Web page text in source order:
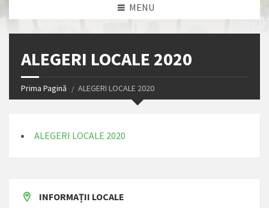
MENU
ALEGERI LOCALE 2020
Prima Pagină ALEGERI LOCALE 2020
ALEGERI LOCALE 2020
INFORMAȚII LOCALE